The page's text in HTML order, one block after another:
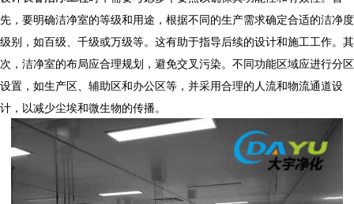
先，要明确洁净室的等级和用途，根据不同的生产需求确定合适的洁净度
级别，如百级、千级或万级等。这有助于指导后续的设计和施工工作。其
次，洁净室的布局应合理规划，避免交叉污染。不同功能区域应进行分区
设置，如生产区、辅助区和办公区等，并采用合理的人流和物流通道设
计，以减少尘埃和微生物的传播。